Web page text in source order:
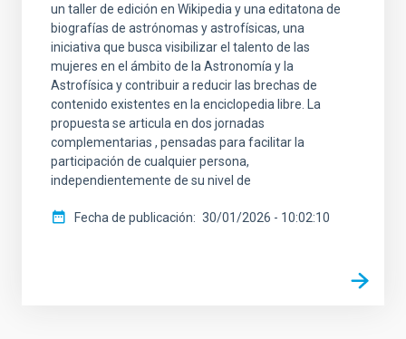
un taller de edición en Wikipedia y una editatona de
biografías de astrónomas y astrofísicas, una
iniciativa que busca visibilizar el talento de las
mujeres en el ámbito de la Astronomía y la
Astrofísica y contribuir a reducir las brechas de
contenido existentes en la enciclopedia libre. La
propuesta se articula en dos jornadas
complementarias , pensadas para facilitar la
participación de cualquier persona,
independientemente de su nivel de
Fecha de publicación 30/01/2026 - 10:02:10